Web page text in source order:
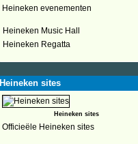
Heineken evenementen
Heineken Music Hall
Heineken Regatta
Heineken sites
Heineken sites
Officieële Heineken sites